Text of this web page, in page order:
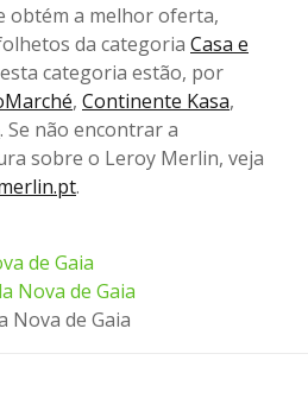
obtém a melhor oferta,
da categoria Casa e
categoria estão, por
, Continente Kasa,
. Se não encontrar a
sobre o Leroy Merlin, veja
.
de Gaia
Nova de Gaia
Nova de Gaia